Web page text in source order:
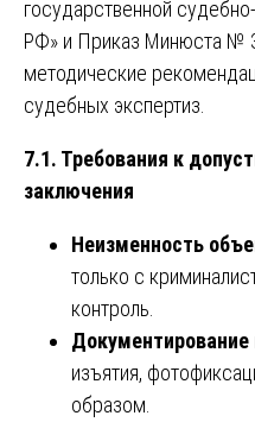
государственной
РФ» и Приказ Минюста №
методические
судебных экспертиз.
7.1. Требования к
заключения
Неизменность
только с
контроль.
Документирование
изъятия,
образом.